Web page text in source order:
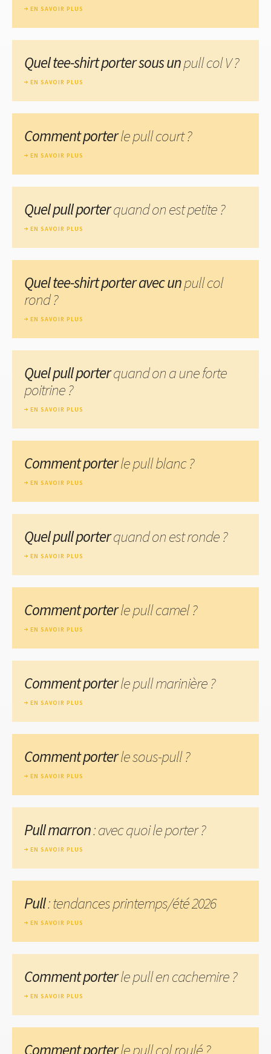
EN SAVOIR PLUS
Quel tee-shirt porter sous unpull col V ?
EN SAVOIR PLUS
Comment porterle pull court ?
EN SAVOIR PLUS
Quel pull porterquand on est petite ?
EN SAVOIR PLUS
Quel tee-shirt porter avec unpull col
rond ?
EN SAVOIR PLUS
Quel pull porterquand on a une forte
poitrine ?
EN SAVOIR PLUS
Comment porterle pull blanc ?
EN SAVOIR PLUS
Quel pull porterquand on est ronde ?
EN SAVOIR PLUS
Comment porterle pull camel ?
EN SAVOIR PLUS
Comment porterle pull marinière ?
EN SAVOIR PLUS
Comment porterle sous-pull ?
EN SAVOIR PLUS
Pull marron: avec quoi le porter ?
EN SAVOIR PLUS
Pull: tendances printemps/été 2026
EN SAVOIR PLUS
Comment porterle pull en cachemire ?
EN SAVOIR PLUS
Comment porterle pull col roulé ?